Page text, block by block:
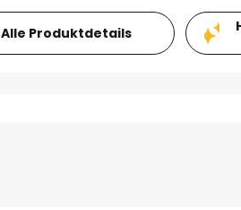
Alle Produktdetails